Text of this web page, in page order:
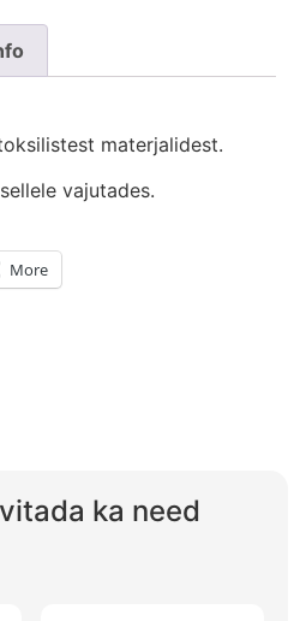
materjalidest.
vajutades.
More
ka need